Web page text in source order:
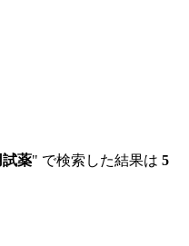
薬" で検索した結果は 5